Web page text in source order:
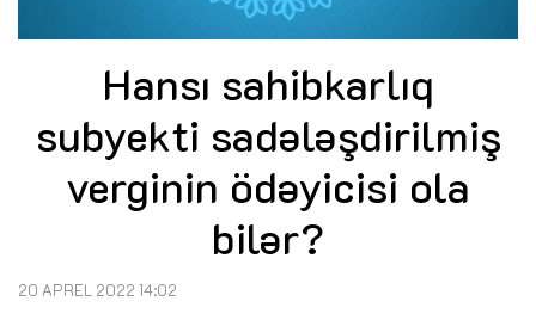
Hansı sahibkarlıq
subyekti sadələşdirilmiş
verginin ödəyicisi ola
bilər?
20 APREL 2022 14:02